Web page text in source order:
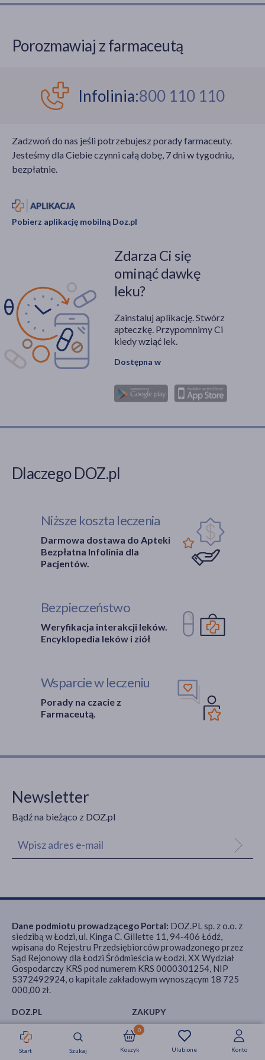
Strefa okazji Nowości Krótkie daty
Start Szukaj Ulubione
Koszyk
0
Konto
[online] https://www.gov.pl/web/psse-wodzislaw-
Sanitarno-Epidemiologiczna w Katowicach,
17.09.2024, [online] https://www.gov.pl/web/wsse-
katowice/zalecenia-dla-powodzian
Porozmawiaj z farmaceutą
Infolinia:800 110 110
Zadzwoń do nas jeśli potrzebujesz porady farmaceuty.
Jesteśmy dla Ciebie czynni całą dobę, 7 dni w tygodniu,
bezpłatnie.
Pobierz aplikację mobilną Doz.pl
Zdarza Ci się
ominąć dawkę
leku?
Zainstaluj aplikację. Stwórz
apteczkę. Przypomnimy Ci
kiedy wziąć lek.
Dostępna w
Dlaczego DOZ.pl
Niższe koszta leczenia
Darmowa dostawa do Apteki
Bezpłatna Infolinia dla
Pacjentów.
Bezpieczeństwo
Weryfikacja interakcji leków.
Encyklopedia leków i ziół
Wsparcie w leczeniu
Porady na czacie z
Farmaceutą.
Newsletter
Bądź na bieżąco z DOZ.pl
DOZ.PL
O nas
ZAKUPY
Płatności
Dane podmiotu prowadzącego Portal: DOZ.PL sp. z o.o. z
siedzibą w Łodzi, ul. Kinga C. Gillette 11, 94-406 Łódź,
wpisana do Rejestru Przedsiębiorców prowadzonego przez
Sąd Rejonowy dla Łodzi Śródmieścia w Łodzi, XX Wydział
Gospodarczy KRS pod numerem KRS 0000301254, NIP
5372492924, o kapitale zakładowym wynoszącym 18 725
000,00 zł.